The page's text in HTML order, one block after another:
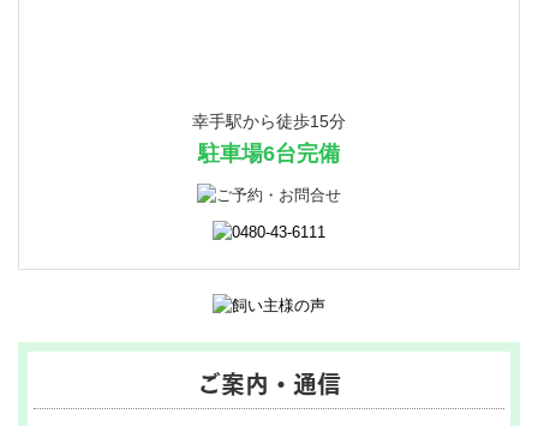
幸手駅から徒歩15分
駐車場6台完備
ご案内・通信